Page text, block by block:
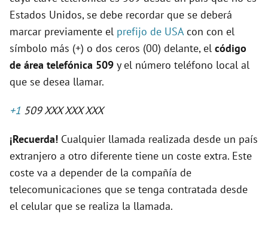
Estados Unidos, se debe recordar que se deberá
marcar previamente el prefijo de USAcon con el
símbolo más (+) o dos ceros (00) delante, el código
de área telefónica 509 y el número teléfono local al
que se desea llamar.
+1 509 XXX XXX XXX
¡Recuerda! Cualquier llamada realizada desde un país
extranjero a otro diferente tiene un coste extra. Este
coste va a depender de la compañía de
telecomunicaciones que se tenga contratada desde
el celular que se realiza la llamada.